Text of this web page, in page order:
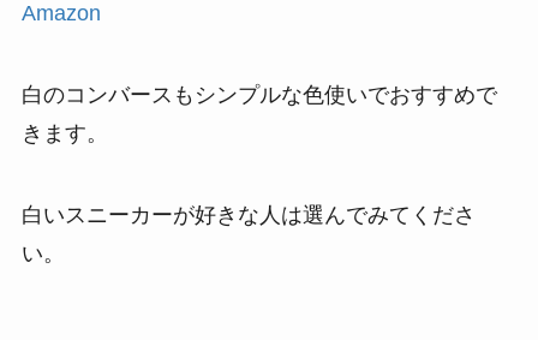
Amazon
白のコンバースもシンプルな色使いでおすすめで
きます。
白いスニーカーが好きな人は選んでみてくださ
い。